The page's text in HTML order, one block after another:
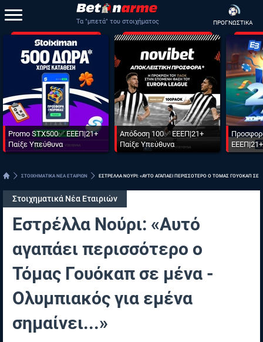
Τα "μπετά" του στοιχήματος ΠΡΟΓΝΩΣΤΙΚΑ
Promo STX500✅ ΕΕΕΠ|21+
Παίξε Υπεύθυνα
Απόδοση 100✅ ΕΕΕΠ|21+
Παίξε Υπεύθυνα
ΣΤΟΙΧΗΜΑΤΙΚΑ ΝΕΑ ΕΤΑΙΡΙΩΝ ΕΣΤΡΕΛΛΑ ΝΟΥΡΙ: «ΑΥΤΟ ΑΓΑΠΑΕΙ ΠΕΡΙΣΣΟΤΕΡΟ Ο ΤΟΜΑΣ ΓΟΥΟΚΑΠ ΣΕ
Στοιχηματικά Νέα Εταιριών
Εστρέλλα Νούρι: «Αυτό
αγαπάει περισσότερο ο
Τόμας Γουόκαπ σε μένα -
Ολυμπιακός για εμένα
σημαίνει...»